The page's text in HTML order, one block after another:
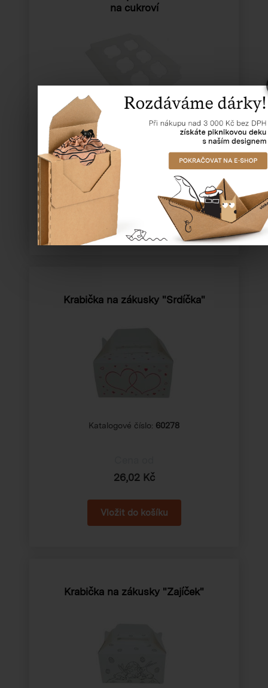
na cukroví
Katalogové číslo:
Cena od
5,86 Kč
Krabička na zákusky "Srdíčka"
Katalogové číslo: 60278
26,02 Kč
Krabička na zákusky "Zajíček"